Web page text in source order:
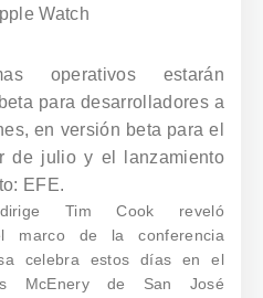
operativos estarán
para desarrolladores a
en versión beta para el
de julio y el lanzamiento
EFE.
Tim Cook reveló
marco de la conferencia
celebra estos días en el
McEnery de San José